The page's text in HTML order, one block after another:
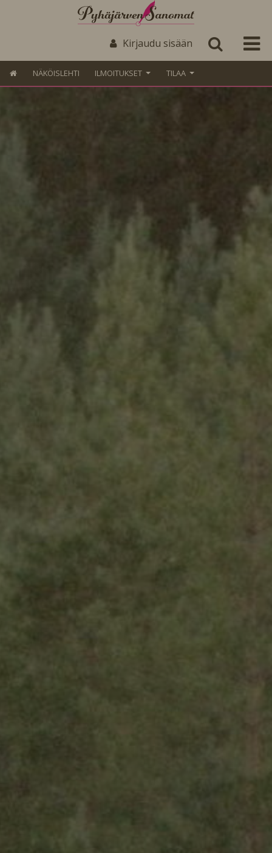
Kirjaudu sisään
NÄKÖISLEHTI ILMOITUKSET TILAA